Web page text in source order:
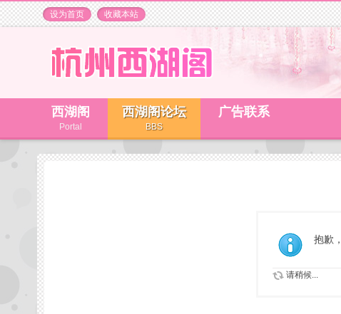
设为首页 收藏本站
西湖阁
Portal
西湖阁论坛
BBS
广告联系
抱歉
请稍候...